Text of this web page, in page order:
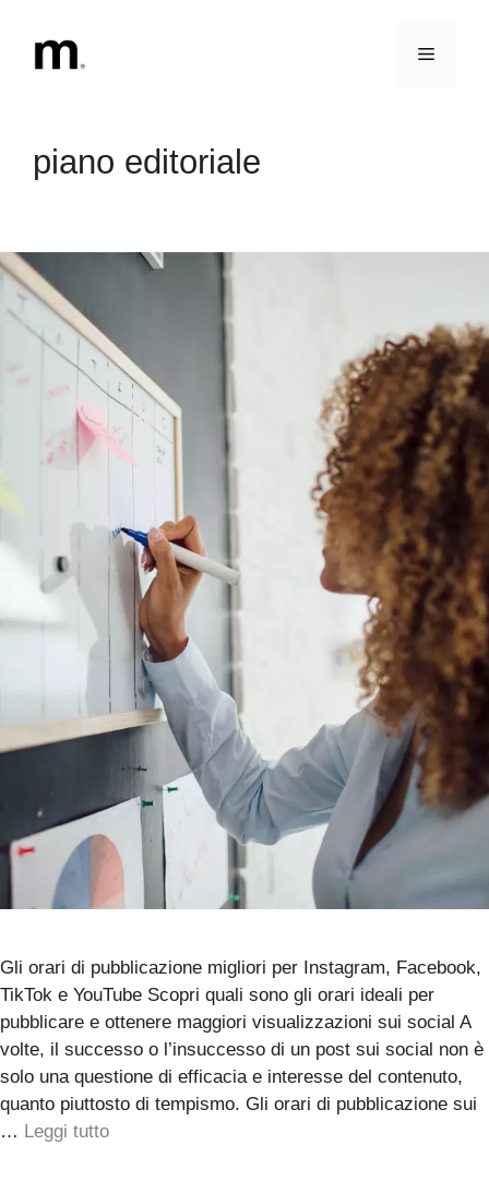
contenuto
Menu
piano editoriale
Gli orari di pubblicazione migliori per Instagram, Facebook,
TikTok e YouTube Scopri quali sono gli orari ideali per
pubblicare e ottenere maggiori visualizzazioni sui social A
volte, il successo o l’insuccesso di un post sui social non è
solo una questione di efficacia e interesse del contenuto,
quanto piuttosto di tempismo. Gli orari di pubblicazione sui
… Leggi tutto